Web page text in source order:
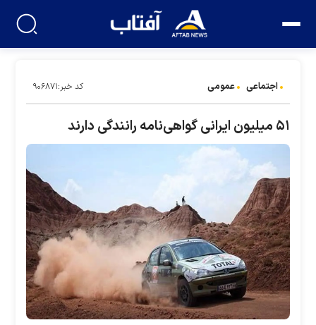
اجتماعی عمومی کد خبر:۹۰۶۸۷۱
۵۱ میلیون ایرانی گواهی‌نامه رانندگی دارند